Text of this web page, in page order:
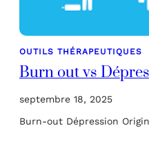
OUTILS THÉRAPEUTIQUES
Burn out vs
septembre 18, 2025
Burn-out Dépression